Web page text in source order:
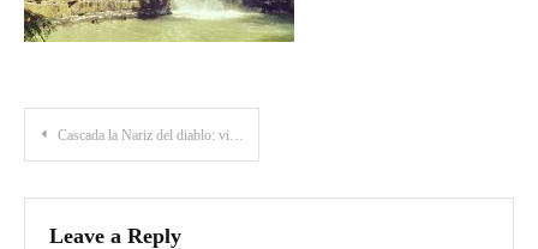
Post
navigation
Cascada la Nariz del diablo: visita esta imponente cascada en Mogotes, Santander
Leave a Reply